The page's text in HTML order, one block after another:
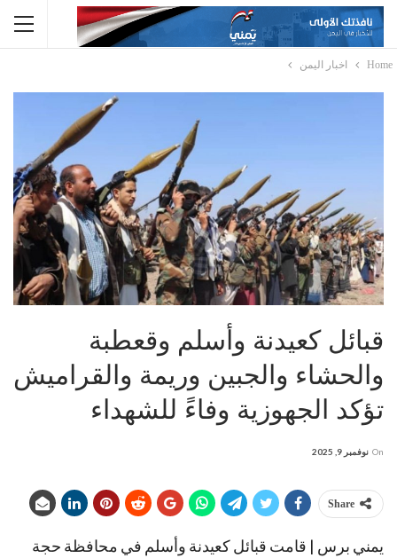
Home اخبار اليمن
قبائل كعيدنة وأسلم وقعطبة
والحشاء والجبين وريمة والقراميش
تؤكد الجهوزية وفاءً للشهداء
On نوفمبر 9, 2025
Share
يمني برس | قامت قبائل كعيدنة وأسلم في محافظة حجة